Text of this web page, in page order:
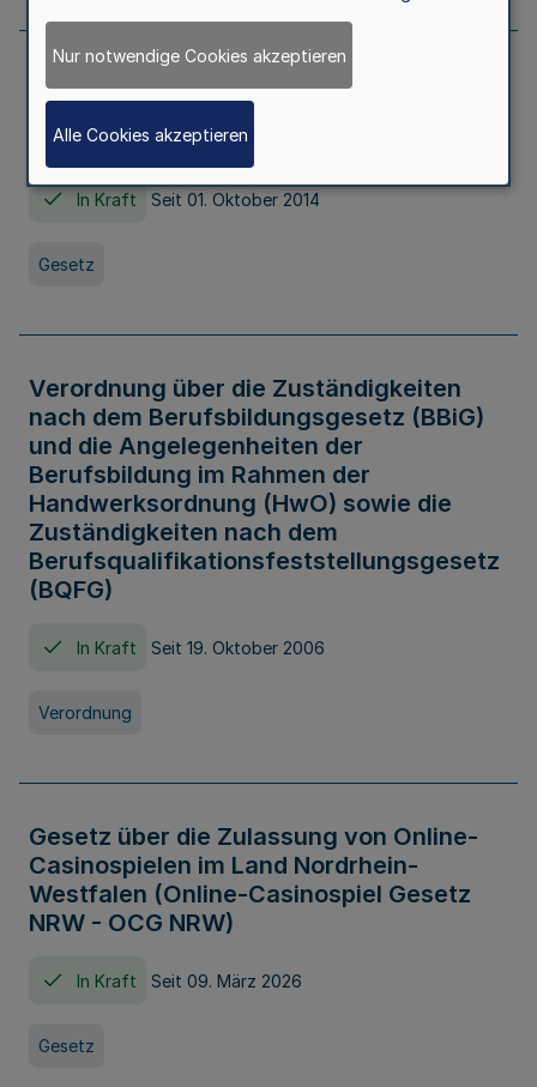
Gesetz über die Hochschulen des Landes
Nordrhein-Westfalen (Hochschulgesetz -
HG)
In Kraft Seit 01. Oktober 2014
Gesetz
Verordnung über die Zuständigkeiten
nach dem Berufsbildungsgesetz (BBiG)
und die Angelegenheiten der
Berufsbildung im Rahmen der
Handwerksordnung (HwO) sowie die
Zuständigkeiten nach dem
Berufsqualifikationsfeststellungsgesetz
(BQFG)
In Kraft Seit 19. Oktober 2006
Verordnung
Gesetz über die Zulassung von Online-
Casinospielen im Land Nordrhein-
Westfalen (Online-Casinospiel Gesetz
NRW - OCG NRW)
In Kraft Seit 09. März 2026
Gesetz
Nur notwendige Cookies akzeptieren
Alle Cookies akzeptieren